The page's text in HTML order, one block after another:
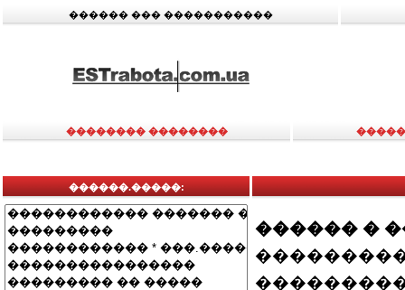
������ ��� �����������
�������� ��������
������.�����:
������ �